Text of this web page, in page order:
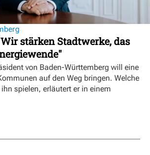
stärken Stadtwerke, das
von Baden-Württemberg will eine
auf den Weg bringen. Welche
spielen, erläutert er in einem